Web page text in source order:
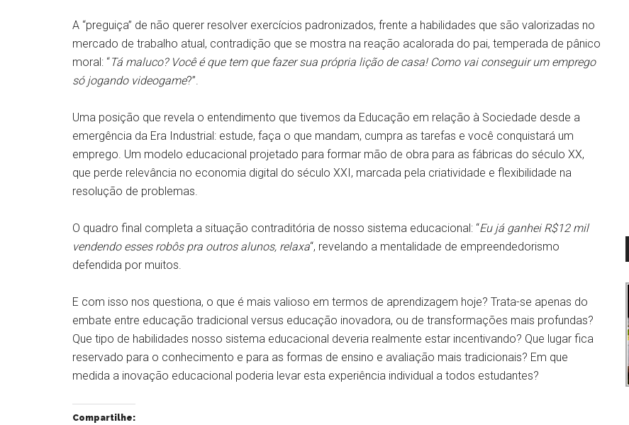
A “preguiça” de não querer resolver exercícios padronizados, frente a habilidades que são valorizadas no
mercado de trabalho atual, contradição que se mostra na reação acalorada do pai, temperada de pânico
moral: “Tá maluco? Você é que tem que fazer sua própria lição de casa! Como vai conseguir um emprego
só jogando videogame?”.
Uma posição que revela o entendimento que tivemos da Educação em relação à Sociedade desde a
emergência da Era Industrial: estude, faça o que mandam, cumpra as tarefas e você conquistará um
emprego. Um modelo educacional projetado para formar mão de obra para as fábricas do século XX,
que perde relevância no economia digital do século XXI, marcada pela criatividade e flexibilidade na
resolução de problemas.
O quadro final completa a situação contraditória de nosso sistema educacional: “Eu já ganhei R$12 mil
vendendo esses robôs pra outros alunos, relaxa“, revelando a mentalidade de empreendedorismo
defendida por muitos.
E com isso nos questiona, o que é mais valioso em termos de aprendizagem hoje? Trata-se apenas do
embate entre educação tradicional versus educação inovadora, ou de transformações mais profundas?
Que tipo de habilidades nosso sistema educacional deveria realmente estar incentivando? Que lugar fica
reservado para o conhecimento e para as formas de ensino e avaliação mais tradicionais? Em que
medida a inovação educacional poderia levar esta experiência individual a todos estudantes?
Compartilhe: